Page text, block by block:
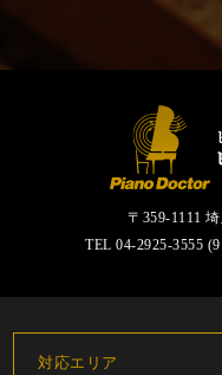
〒359-1111
TEL 04-2925-3555
対応エリア